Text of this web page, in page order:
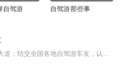
自驾游 自驾游那些事